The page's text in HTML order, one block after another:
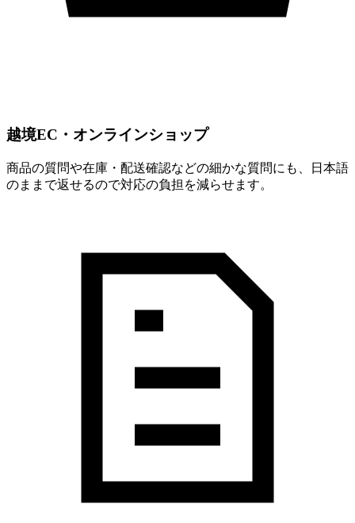
越境EC・オンラインショップ
商品の質問や在庫・配送確認などの細かな質問にも、日本語
のままで返せるので対応の負担を減らせます。